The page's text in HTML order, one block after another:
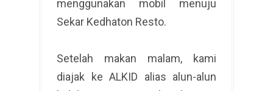
menggunakan mobil menuju
Sekar Kedhaton Resto.
Setelah makan malam, kami
diajak ke ALKID alias alun-alun